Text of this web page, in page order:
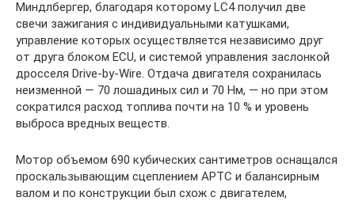
Миндлбергер, благодаря которому LC4 получил две
свечи зажигания с индивидуальными катушками,
управление которых осуществляется независимо друг
от друга блоком ECU, и системой управления заслонкой
дросселя Drive-by-Wire. Отдача двигателя сохранилась
неизменной — 70 лошадиных сил и 70 Нм, — но при этом
сократился расход топлива почти на 10 % и уровень
выброса вредных веществ.
Мотор объемом 690 кубических сантиметров оснащался
проскальзывающим сцеплением APTC и балансирным
валом и по конструкции был схож с двигателем,